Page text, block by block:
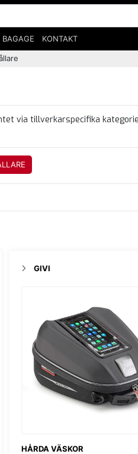
BAGAGE KONTAKT
via tillverkarspecifika
GIVI
HÅRDA VÄSKOR